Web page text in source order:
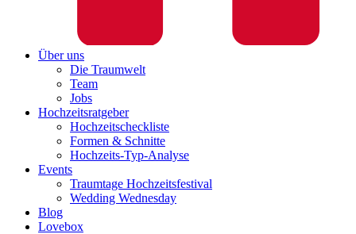
Über uns
Die Traumwelt
Team
Jobs
Hochzeitsratgeber
Hochzeitscheckliste
Formen & Schnitte
Hochzeits-Typ-Analyse
Events
Traumtage Hochzeitsfestival
Wedding Wednesday
Blog
Lovebox